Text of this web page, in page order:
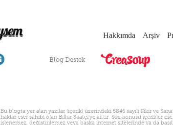
Hakkımda Arşiv
Blog Destek
Bu blogta yer alan yazılar (içerik) üzerindeki 5846 sayılı Fikir ve
haklar eser sahibi olan Billur Saatçi'ye aittir. Söz konusu içerikler
işlenemez, değiştirilemez veya başka internet sitelerinde ya da